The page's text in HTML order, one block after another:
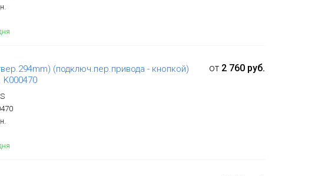
(подключ.пер.привода - кнопкой)
K000470
от 2 760 руб.